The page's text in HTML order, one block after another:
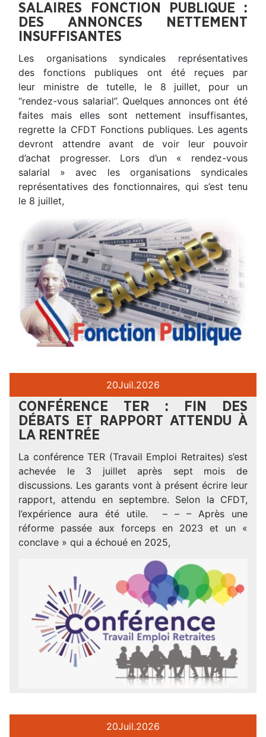
SALAIRES FONCTION PUBLIQUE :
DES ANNONCES NETTEMENT
INSUFFISANTES
Les organisations syndicales représentatives
des fonctions publiques ont été reçues par
leur ministre de tutelle, le 8 juillet, pour un
“rendez-vous salarial”. Quelques annonces ont été
faites mais elles sont nettement insuffisantes,
regrette la CFDT Fonctions publiques. Les agents
devront attendre avant de voir leur pouvoir
d’achat progresser. Lors d’un « rendez-vous
salarial » avec les organisations syndicales
représentatives des fonctionnaires, qui s’est tenu
le 8 juillet,
20Juil.2026
CONFÉRENCE TER : FIN DES
DÉBATS ET RAPPORT ATTENDU À
LA RENTRÉE
La conférence TER (Travail Emploi Retraites) s’est
achevée le 3 juillet après sept mois de
discussions. Les garants vont à présent écrire leur
rapport, attendu en septembre. Selon la CFDT,
l’expérience aura été utile. – – – Après une
réforme passée aux forceps en 2023 et un «
conclave » qui a échoué en 2025,
20Juil.2026